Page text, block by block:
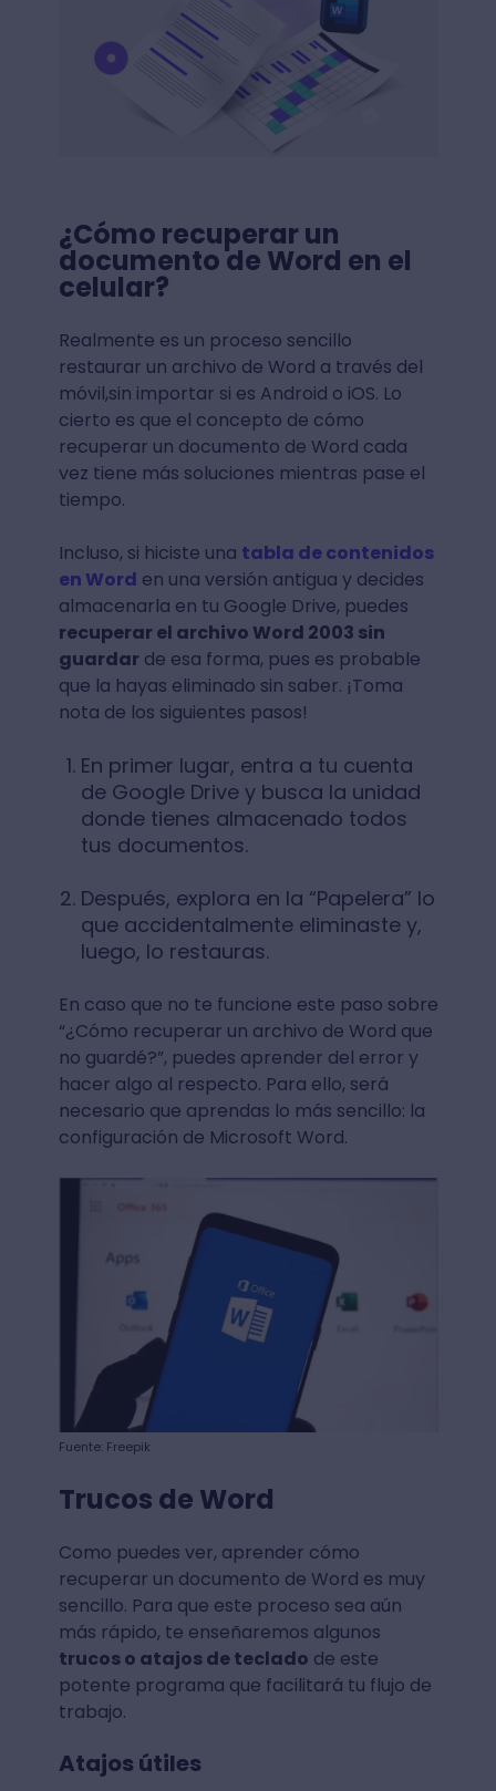
¿Cómo recuperar un
documento de Word en el
celular?
Realmente es un proceso sencillo
restaurar un archivo de Word a través del
móvil,sin importar si es Android o iOS. Lo
cierto es que el concepto de cómo
recuperar un documento de Word cada
vez tiene más soluciones mientras pase el
tiempo.
Incluso, si hiciste una tabla de contenidos
en Word en una versión antigua y decides
almacenarla en tu Google Drive, puedes
recuperar el archivo Word 2003 sin
guardar de esa forma, pues es probable
que la hayas eliminado sin saber. ¡Toma
nota de los siguientes pasos!
En primer lugar, entra a tu cuenta
de Google Drive y busca la unidad
donde tienes almacenado todos
tus documentos.
Después, explora en la “Papelera” lo
que accidentalmente eliminaste y,
luego, lo restauras.
En caso que no te funcione este paso sobre
“¿Cómo recuperar un archivo de Word que
no guardé?”, puedes aprender del error y
hacer algo al respecto. Para ello, será
necesario que aprendas lo más sencillo: la
configuración de Microsoft Word.
Fuente: Freepik
Trucos de Word
Como puedes ver, aprender cómo
recuperar un documento de Word es muy
sencillo. Para que este proceso sea aún
más rápido, te enseñaremos algunos
trucos o atajos de teclado de este
potente programa que facilitará tu flujo de
trabajo.
Atajos útiles